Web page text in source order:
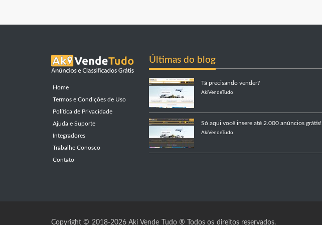
Home
Termos e Condições de Uso
Política de Privacidade
Ajuda e Suporte
Integradores
Trabalhe Conosco
Contato
Últimas do blog
Tá precisando vender?
AkiVendeTudo
Só aqui você insere até 2.000 anúncios grátis!
AkiVendeTudo
Copyright © 2018-2026 Aki Vende Tudo ® Todos os direitos reservados.